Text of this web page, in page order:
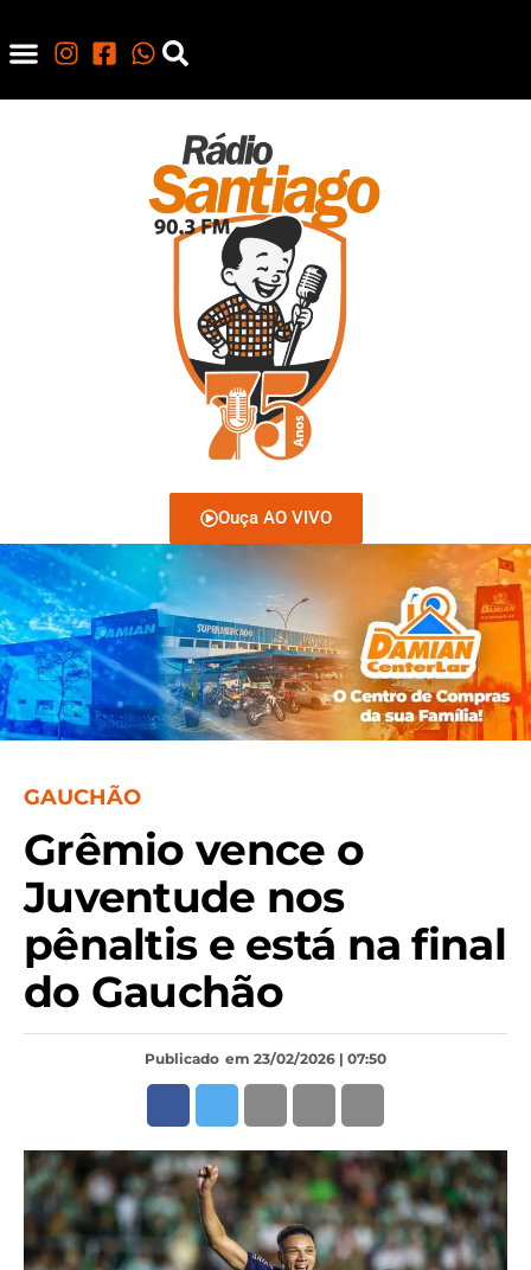
Ouça AO VIVO
GAUCHÃO
Grêmio vence o
Juventude nos
pênaltis e está na final
do Gauchão
Publicado em 23/02/2026 | 07:50